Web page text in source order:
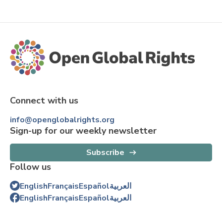
Connect with us
info@openglobalrights.org
Sign-up for our weekly newsletter
Subscribe
Follow us
EnglishFrançaisEspañolالعربية
EnglishFrançaisEspañolالعربية